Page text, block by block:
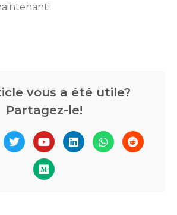
vous a été utile?
Partagez-le!